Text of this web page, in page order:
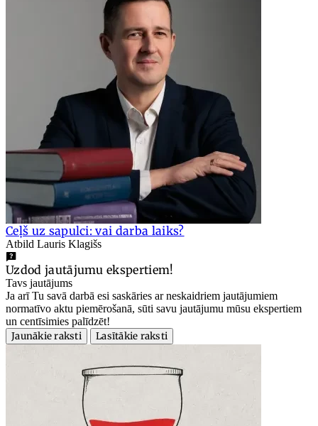
Ceļš uz sapulci: vai darba laiks?
Atbild Lauris Klagišs
Uzdod jautājumu ekspertiem!
Tavs jautājums
Ja arī Tu savā darbā esi saskāries ar neskaidriem jautājumiem
normatīvo aktu piemērošanā, sūti savu jautājumu mūsu ekspertiem
un centīsimies palīdzēt!
Jaunākie raksti
Lasītākie raksti